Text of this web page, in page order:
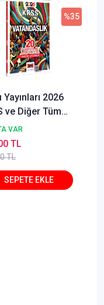
Yayınları 2026
ve Diğer Tüm
Yönelik
Çözümlü
20
Cangül Erlik
VAR
TL
%35
TL